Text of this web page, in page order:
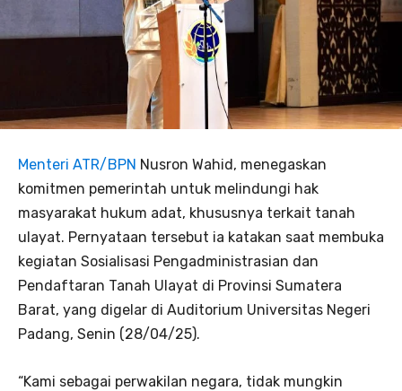
Menteri ATR/BPN Nusron Wahid, menegaskan
komitmen pemerintah untuk melindungi hak
masyarakat hukum adat, khususnya terkait tanah
ulayat. Pernyataan tersebut ia katakan saat membuka
kegiatan Sosialisasi Pengadministrasian dan
Pendaftaran Tanah Ulayat di Provinsi Sumatera
Barat, yang digelar di Auditorium Universitas Negeri
Padang, Senin (28/04/25).
“Kami sebagai perwakilan negara, tidak mungkin